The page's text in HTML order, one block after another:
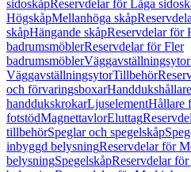
sidoskåpReservdelar för Låga
HögskåpMellanhöga skåp
skåpHängande skåpReservdelar för
badrumsmöblerReservdelar för Fler
badrumsmöblerVäggavställningsytor
VäggavställningsytorTillbehör
och förvaringsboxar
handdukskrokarLjuselementHållare
fotstödMagnettavlorEluttag
tillbehörSpeglar och spegelskåp
inbyggd belysningReservdelar för
belysningSpegelskåpReservdelar